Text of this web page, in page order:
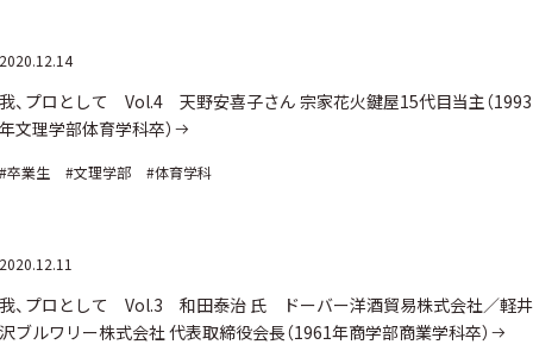
、プロとして Vol.4 天野安喜子さん 宗家花火鍵屋15代目当主（1993
文理学部体育学科卒）
卒業生 #文理学部 #体育学科
、プロとして Vol.3 和田泰治 氏 ドーバー洋酒貿易株式会社／軽井
ブルワリー株式会社 代表取締役会長（1961年商学部商業学科卒）